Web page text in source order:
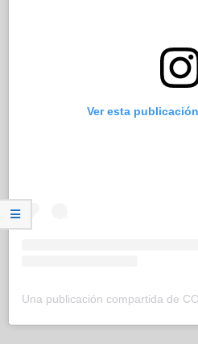
Ver esta